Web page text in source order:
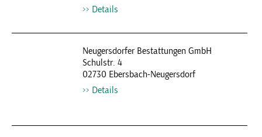
Details
Neugersdorfer Bestattungen GmbH
Schulstr. 4
02730 Ebersbach-Neugersdorf
Details